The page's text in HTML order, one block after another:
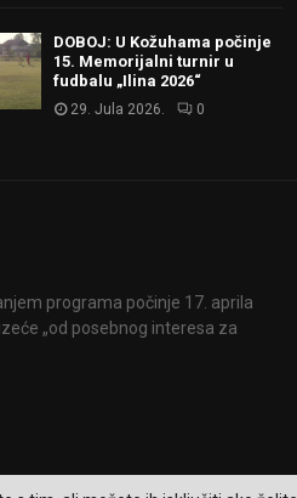
DOBOJ: U Kožuhama počinje
15. Memorijalni turnir u
fudbalu „Ilina 2026“
29. Jula 2026. 0
programa počinje 17. aprila
„od posebnog interesa za